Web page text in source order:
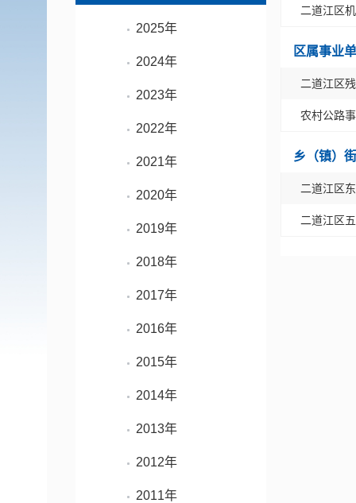
2025年
2024年
2023年
2022年
2021年
2020年
2019年
2018年
2017年
2016年
2015年
2014年
2013年
2012年
2011年
二道江区
区属事业
二道江区
农村公路
乡（镇）街
二道江区
二道江区